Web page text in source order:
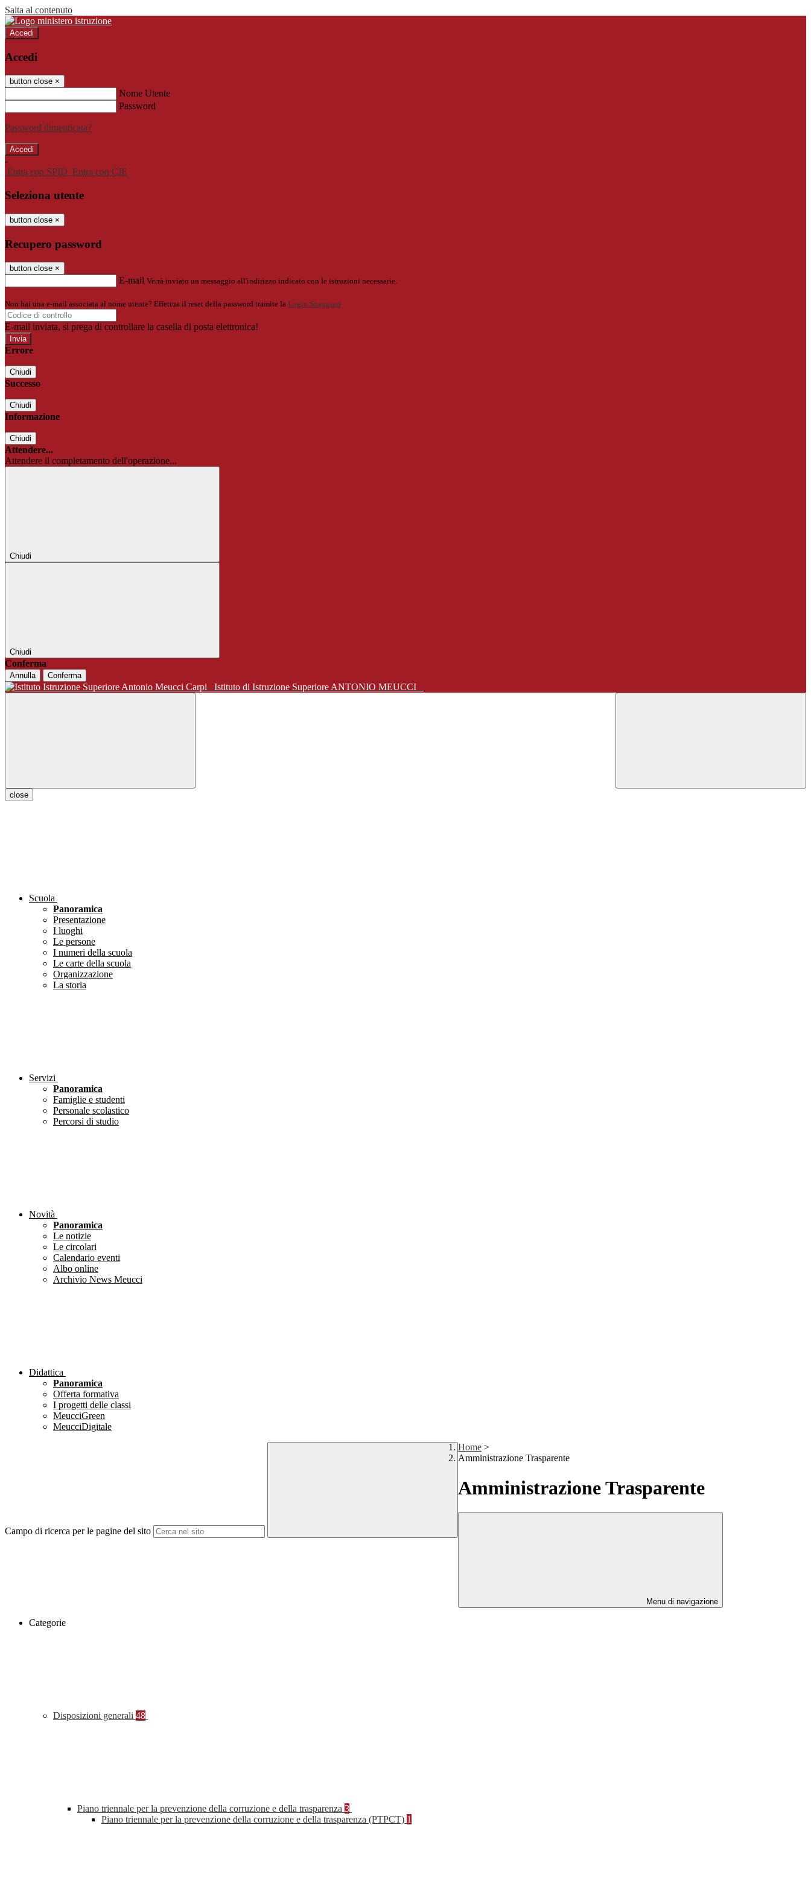
Salta al contenuto
Accedi
Accedi
button close ×
Nome Utente
Password
Password dimenticata?
-
Entra con SPID Entra con CIE
Seleziona utente
button close ×
Recupero password
button close ×
E-mail Verrà inviato un messaggio all'indirizzo indicato con le istruzioni necessarie.
Non hai una e-mail associata al nome utente? Effettua il reset della password tramite la Login Spaggiari
E-mail inviata, si prega di controllare la casella di posta elettronica!
Errore
Chiudi
Successo
Chiudi
Informazione
Chiudi
Attendere...
Attendere il completamento dell'operazione...
Chiudi
Chiudi
Conferma
Annulla Conferma
Istituto di Istruzione Superiore ANTONIO MEUCCI
close
Scuola
Panoramica
Presentazione
I luoghi
Le persone
I numeri della scuola
Le carte della scuola
Organizzazione
La storia
Servizi
Panoramica
Famiglie e studenti
Personale scolastico
Percorsi di studio
Novità
Panoramica
Le notizie
Le circolari
Calendario eventi
Albo online
Archivio News Meucci
Didattica
Panoramica
Offerta formativa
I progetti delle classi
MeucciGreen
MeucciDigitale
Campo di ricerca per le pagine del sito
Home >
Amministrazione Trasparente
Amministrazione Trasparente
Menu di navigazione
Categorie
Disposizioni generali 48
Piano triennale per la prevenzione della corruzione e della trasparenza 3
Piano triennale per la prevenzione della corruzione e della trasparenza (PTPCT) 1